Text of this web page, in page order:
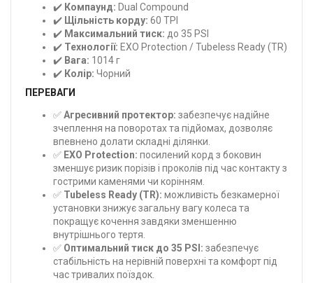
✔️ Компаунд: Dual Compound
✔️ Щільність корду: 60 TPI
✔️ Максимальний тиск: до 35 PSI
✔️ Технології: EXO Protection / Tubeless Ready (TR)
✔️ Вага: 1014 г
✔️ Колір: Чорний
ПЕРЕВАГИ
✅Агресивний протектор: забезпечує надійне
зчеплення на поворотах та підйомах, дозволяє
впевнено долати складні ділянки.
✅ EXO Protection: посилений корд з боковин
зменшує ризик порізів і проколів під час контакту з
гострими каменями чи корінням.
✅ Tubeless Ready (TR): можливість безкамерної
установки знижує загальну вагу колеса та
покращує кочення завдяки зменшенню
внутрішнього тертя.
✅ Оптимальний тиск до 35 PSI: забезпечує
стабільність на нерівній поверхні та комфорт під
час тривалих поїздок.